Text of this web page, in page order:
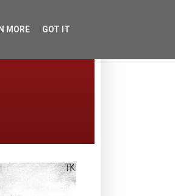
MORE GOT IT